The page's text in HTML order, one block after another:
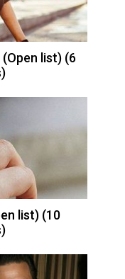
list) (6
list) (10